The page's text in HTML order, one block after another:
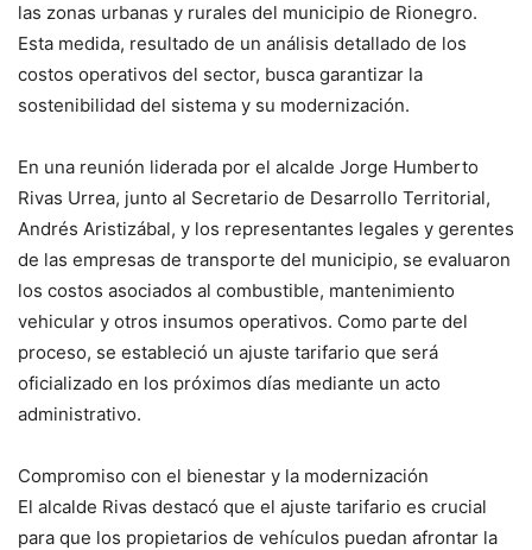
las zonas urbanas y rurales del municipio de Rionegro.
Esta medida, resultado de un análisis detallado de los
costos operativos del sector, busca garantizar la
sostenibilidad del sistema y su modernización.
En una reunión liderada por el alcalde Jorge Humberto
Rivas Urrea, junto al Secretario de Desarrollo Territorial,
Andrés Aristizábal, y los representantes legales y gerentes
de las empresas de transporte del municipio, se evaluaron
los costos asociados al combustible, mantenimiento
vehicular y otros insumos operativos. Como parte del
proceso, se estableció un ajuste tarifario que será
oficializado en los próximos días mediante un acto
administrativo.
Compromiso con el bienestar y la modernización
El alcalde Rivas destacó que el ajuste tarifario es crucial
para que los propietarios de vehículos puedan afrontar la